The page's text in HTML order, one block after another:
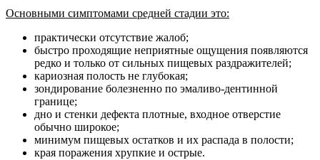
Основными симптомами средней стадии это:
практически отсутствие жалоб;
быстро проходящие неприятные ощущения появляются
редко и только от сильных пищевых раздражителей;
кариозная полость не глубокая;
зондирование болезненно по эмаливо-дентинной
границе;
дно и стенки дефекта плотные, входное отверстие
обычно широкое;
минимум пищевых остатков и их распада в полости;
края поражения хрупкие и острые.